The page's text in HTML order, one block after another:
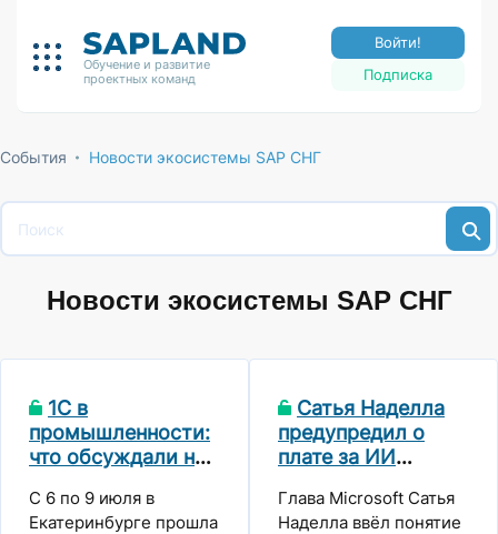
Обучение и развитие
проектных команд
Подписка
Войти!
События Новости экосистемы SAP СНГ
Новости экосистемы SAP СНГ
1С в
промышленности:
что обсуждали на
С 6 по 9 июля в
Екатеринбурге прошла
Сатья Наделла
предупредил о
плате за ИИ
знаниями
Глава Microsoft Сатья
Наделла ввёл понятие